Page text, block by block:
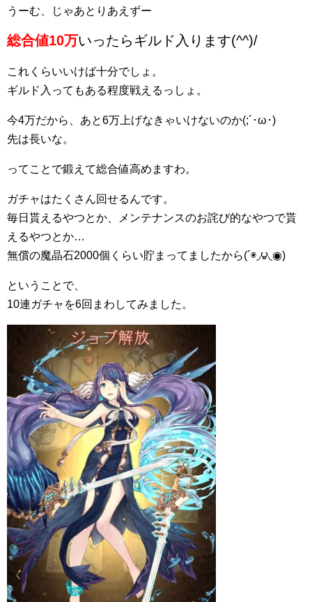
うーむ、じゃあとりあえずー
総合値10万いったらギルド入ります(^^)/
これくらいいけば十分でしょ。
ギルド入ってもある程度戦えるっしょ。
今4万だから、あと6万上げなきゃいけないのか(;´･ω･)
先は長いな。
ってことで鍛えて総合値高めますわ。
ガチャはたくさん回せるんです。
毎日貰えるやつとか、メンテナンスのお詫び的なやつで貰
えるやつとか…
無償の魔晶石2000個くらい貯まってましたから(´◉◞౪◟◉)
ということで、
10連ガチャを6回まわしてみました。